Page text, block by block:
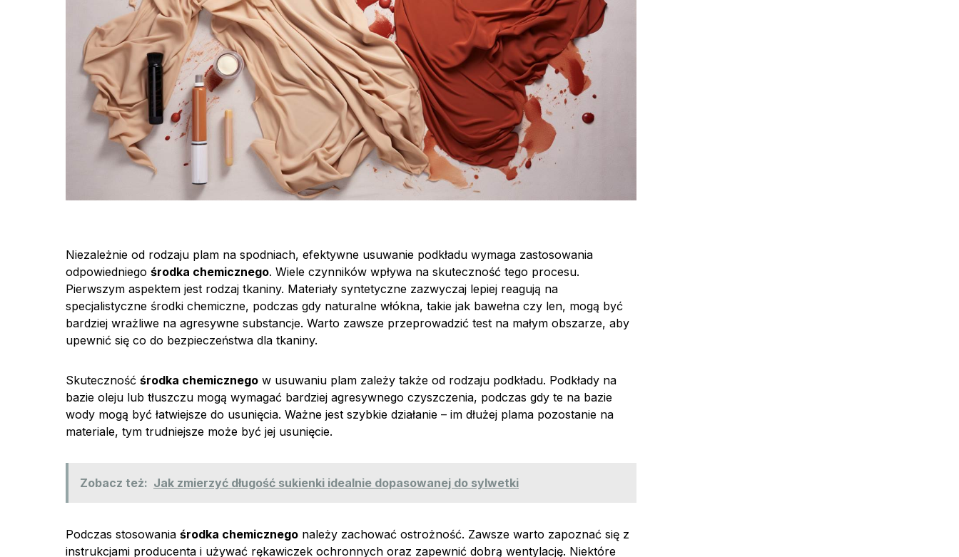
Niezależnie od rodzaju plam na spodniach, efektywne usuwanie podkładu wymaga zastosowania
odpowiedniego środka chemicznego. Wiele czynników wpływa na skuteczność tego procesu.
Pierwszym aspektem jest rodzaj tkaniny. Materiały syntetyczne zazwyczaj lepiej reagują na
specjalistyczne środki chemiczne, podczas gdy naturalne włókna, takie jak bawełna czy len, mogą być
bardziej wrażliwe na agresywne substancje. Warto zawsze przeprowadzić test na małym obszarze, aby
upewnić się co do bezpieczeństwa dla tkaniny.
Skuteczność środka chemicznego w usuwaniu plam zależy także od rodzaju podkładu. Podkłady na
bazie oleju lub tłuszczu mogą wymagać bardziej agresywnego czyszczenia, podczas gdy te na bazie
wody mogą być łatwiejsze do usunięcia. Ważne jest szybkie działanie – im dłużej plama pozostanie na
materiale, tym trudniejsze może być jej usunięcie.
Zobacz też: Jak zmierzyć długość sukienki idealnie dopasowanej do sylwetki
Podczas stosowania środka chemicznego należy zachować ostrożność. Zawsze warto zapoznać się z
instrukcjami producenta i używać rękawiczek ochronnych oraz zapewnić dobrą wentylację. Niektóre